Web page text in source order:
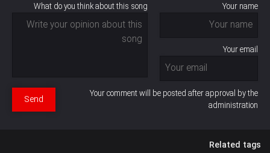
Your name
Your email
What do you think about this song
Your comment will be posted after approval by the
administration
Send
Related tags